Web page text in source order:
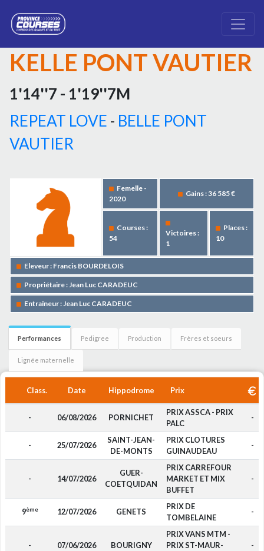
KELLE PONT VAUTIER
1'14''7 - 1'19''7M
REPEAT LOVE - BELLE PONT
VAUTIER
Femelle -
2020
Gains : 36 585 €
Courses :
54
Victoires :
1
Places :
10
Eleveur : Francis BOURDELOIS
Propriétaire : Jean Luc CARADEUC
Entraîneur : Jean Luc CARADEUC
Performances Pedigree Production Frères et soeurs
Lignée maternelle
Class. Date Hippodrome Prix
- 06/08/2026 PORNICHET
PRIX ASSCA - PRIX
PALC
-
- 25/07/2026
SAINT-JEAN-
DE-MONTS
PRIX CLOTURES
GUINAUDEAU
-
- 14/07/2026
GUER-
COETQUIDAN
PRIX CARREFOUR
MARKET ET MIX
BUFFET
-
9ème 12/07/2026 GENETS
PRIX DE
TOMBELAINE
-
- 07/06/2026 BOURIGNY
PRIX VANS MTM -
PRIX ST-MAUR-
-